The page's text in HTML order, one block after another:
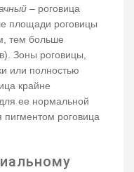
– роговица
площади роговицы
тем больше
Зоны роговицы,
или полностью
крайне
ее нормальной
роговица